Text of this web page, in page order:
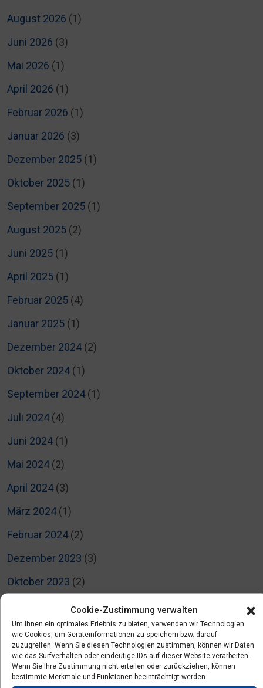
Cookie-Zustimmung verwalten
Um Ihnen ein optimales Erlebnis zu bieten, verwenden wir Technologien
wie Cookies, um Geräteinformationen zu speichern bzw. darauf
zuzugreifen. Wenn Sie diesen Technologien zustimmen, können wir Daten
wie das Surfverhalten oder eindeutige IDs auf dieser Website verarbeiten.
Wenn Sie Ihre Zustimmung nicht erteilen oder zurückziehen, können
bestimmte Merkmale und Funktionen beeinträchtigt werden.
August 2026 (1)
Juni 2026 (3)
Mai 2026 (1)
April 2026 (1)
Februar 2026 (1)
Januar 2026 (3)
Dezember 2025 (1)
Oktober 2025 (1)
September 2025 (1)
August 2025 (2)
Juni 2025 (1)
April 2025 (1)
Februar 2025 (4)
Januar 2025 (1)
Dezember 2024(2)
Oktober 2024(1)
September 2024(1)
Juli 2024(4)
Juni 2024(1)
Mai 2024(2)
April 2024(3)
März 2024(1)
Februar 2024(2)
Dezember 2023 (3)
Oktober 2023 (2)
September 2023
(2)
Juli 2023(2)
Juni 2023(4)
Mai 2023(5)